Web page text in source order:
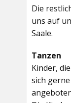
Die
uns auf
Saale.
Tanzen
Kinder,
sich